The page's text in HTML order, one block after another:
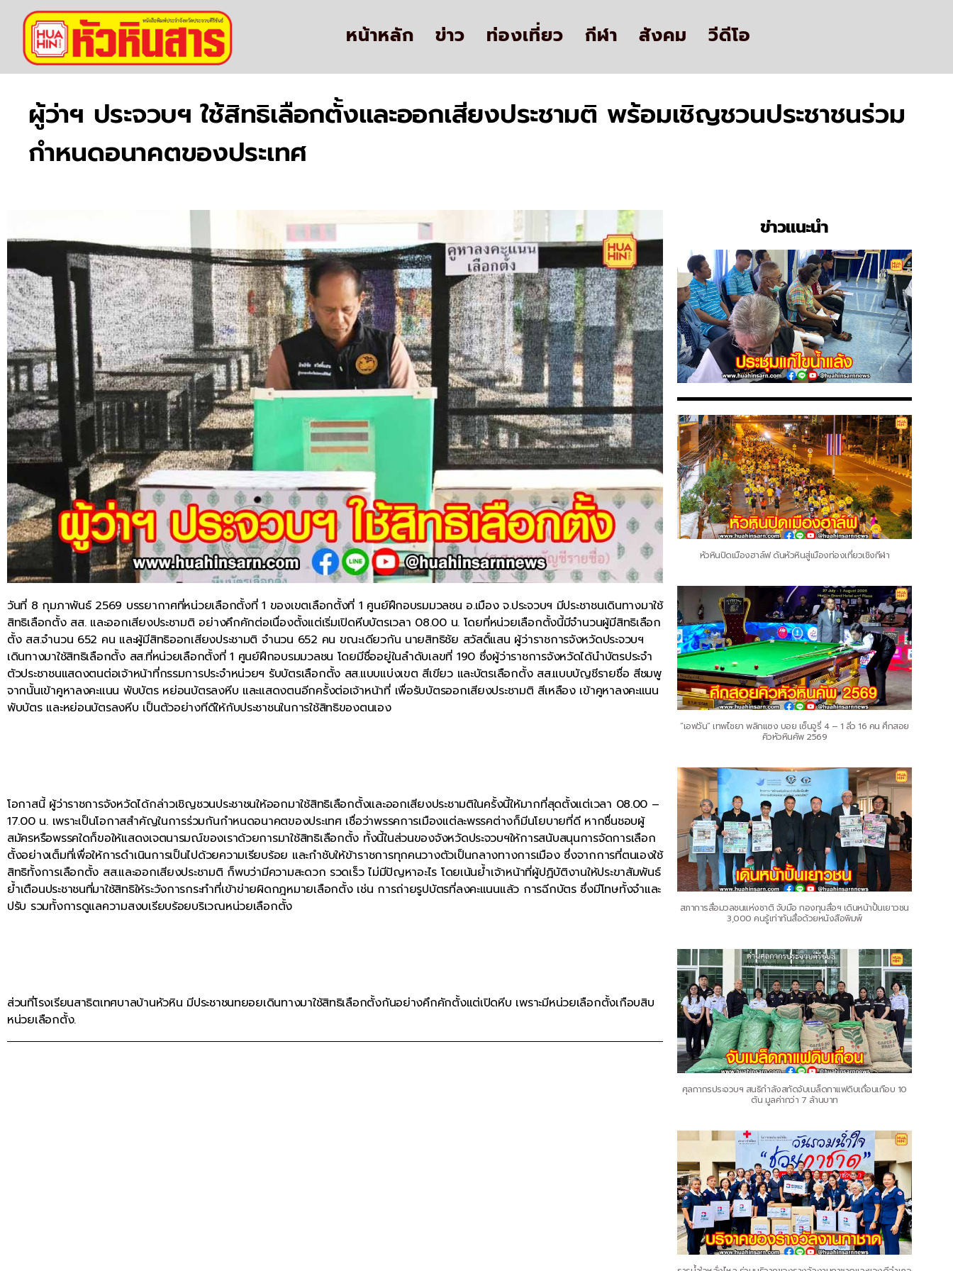
หน้าหลัก ข่าว ท่องเที่ยว กีฬา สังคม วีดีโอ
ผู้ว่าฯ ประจวบฯ ใช้สิทธิเลือกตั้งและออกเสียงประชามติ พร้อมเชิญชวนประชาชนร่วม
กำหนดอนาคตของประเทศ
วันที่ 8 กุมภาพันธ์ 2569 บรรยากาศที่หน่วยเลือกตั้งที่ 1 ของเขตเลือกตั้งที่ 1 ศูนย์ฝึกอบรมมวลชน อ.เมือง จ.ประจวบฯ มีประชาชนเดินทางมาใช้
สิทธิเลือกตั้ง สส. และออกเสียงประชามติ อย่างคึกคักต่อเนื่องตั้งแต่เริ่มเปิดหีบบัตรเวลา 08.00 น. โดยที่หน่วยเลือกตั้งนี้มีจำนวนผู้มีสิทธิเลือก
ตั้ง สส.จำนวน 652 คน และผู้มีสิทธิออกเสียงประชามติ จำนวน 652 คน ขณะเดียวกัน นายสิทธิชัย สวัสดิ์แสน ผู้ว่าราชการจังหวัดประจวบฯ
เดินทางมาใช้สิทธิเลือกตั้ง สส.ที่หน่วยเลือกตั้งที่ 1 ศูนย์ฝึกอบรมมวลชน โดยมีชื่ออยู่ในลำดับเลขที่ 190 ซึ่งผู้ว่าราชการจังหวัดได้นำบัตรประจำ
ตัวประชาชนแสดงตนต่อเจ้าหน้าที่กรรมการประจำหน่วยฯ รับบัตรเลือกตั้ง สส.แบบแบ่งเขต สีเขียว และบัตรเลือกตั้ง สส.แบบบัญชีรายชื่อ สีชมพู
จากนั้นเข้าคูหาลงคะแนน พับบัตร หย่อนบัตรลงหีบ และแสดงตนอีกครั้งต่อเจ้าหน้าที่ เพื่อรับบัตรออกเสียงประชามติ สีเหลือง เข้าคูหาลงคะแนน
พับบัตร และหย่อนบัตรลงหีบ เป็นตัวอย่างทีดีให้กับประชาชนในการใช้สิทธิของตนเอง
โอกาสนี้ ผู้ว่าราชการจังหวัดได้กล่าวเชิญชวนประชาชนให้ออกมาใช้สิทธิเลือกตั้งและออกเสียงประชามติในครั้งนี้ให้มากที่สุดตั้งแต่เวลา 08.00 –
17.00 น. เพราะเป็นโอกาสสำคัญในการร่วมกันกำหนดอนาคตของประเทศ เชื่อว่าพรรคการเมืองแต่ละพรรคต่างก็มีนโยบายที่ดี หากชื่นชอบผู้
สมัครหรือพรรคใดก็ขอให้แสดงเจตนารมณ์ของเราด้วยการมาใช้สิทธิเลือกตั้ง ทั้งนี้ในส่วนของจังหวัดประจวบฯให้การสนับสนุนการจัดการเลือก
ตั้งอย่างเต็มที่เพื่อให้การดำเนินการเป็นไปด้วยความเรียบร้อย และกำชับให้ข้าราชการทุกคนวางตัวเป็นกลางทางการเมือง ซึ่งจากการที่ตนเองใช้
สิทธิทั้งการเลือกตั้ง สส.และออกเสียงประชามติ ก็พบว่ามีความสะดวก รวดเร็ว ไม่มีปัญหาอะไร โดยเน้นย้ำเจ้าหน้าที่ผู้ปฏิบัติงานให้ประขาสัมพันธ์
ย้ำเตือนประชาชนที่มาใช้สิทธิให้ระวังการกระทำที่เข้าข่ายผิดกฎหมายเลือกตั้ง เช่น การถ่ายรูปบัตรที่ลงคะแนนแล้ว การฉีกบัตร ซึ่งมีโทษทั้งจำและ
ปรับ รวมทั้งการดูแลความสงบเรียบร้อยบริเวณหน่วยเลือกตั้ง
ส่วนที่โรงเรียนสาธิตเทศบาลบ้านหัวหิน มีประชาชนทยอยเดินทางมาใช้สิทธิเลือกตั้งกันอย่างคึกคักตั้งแต่เปิดหีบ เพราะมีหน่วยเลือกตั้งเกือบสิบ
หน่วยเลือกตั้ง.
ข่าวแนะนำ
หัวหินปิดเมืองฮาล์ฟ ดันหัวหินสู่เมืองท่องเที่ยวเชิงกีฬา
“เอฟวัน” เทพไชยา พลิกแซง บอย เซ็นจูรี่ 4 – 1 ลิ่ว 16 คน ศึกสอย
คิวหัวหินคัพ 2569
สภาการสื่อมวลชนแห่งชาติ จับมือ กองทุนสื่อฯ เดินหน้าปั้นเยาวชน
3,000 คนรู้เท่าทันสื่อด้วยหนังสือพิมพ์
ศุลกากรประจวบฯ สนธิกำลังสกัดจับเมล็ดกาแฟดิบเถื่อนเกือบ 10
ตัน มูลค่ากว่า 7 ล้านบาท